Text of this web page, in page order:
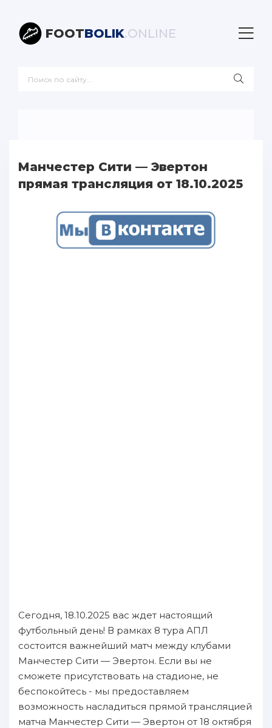
FOOTBOLIK.ONLINE
Манчестер Сити — Эвертон
прямая трансляция от 18.10.2025
Сегодня, 18.10.2025 вас ждет настоящий
футбольный день! В рамках 8 тура АПЛ
состоится важнейший матч между клубами
Манчестер Сити — Эвертон. Если вы не
сможете присутствовать на стадионе, не
беспокойтесь - мы предоставляем
возможность насладиться прямой трансляцией
матча Манчестер Сити — Эвертон от 18 октября